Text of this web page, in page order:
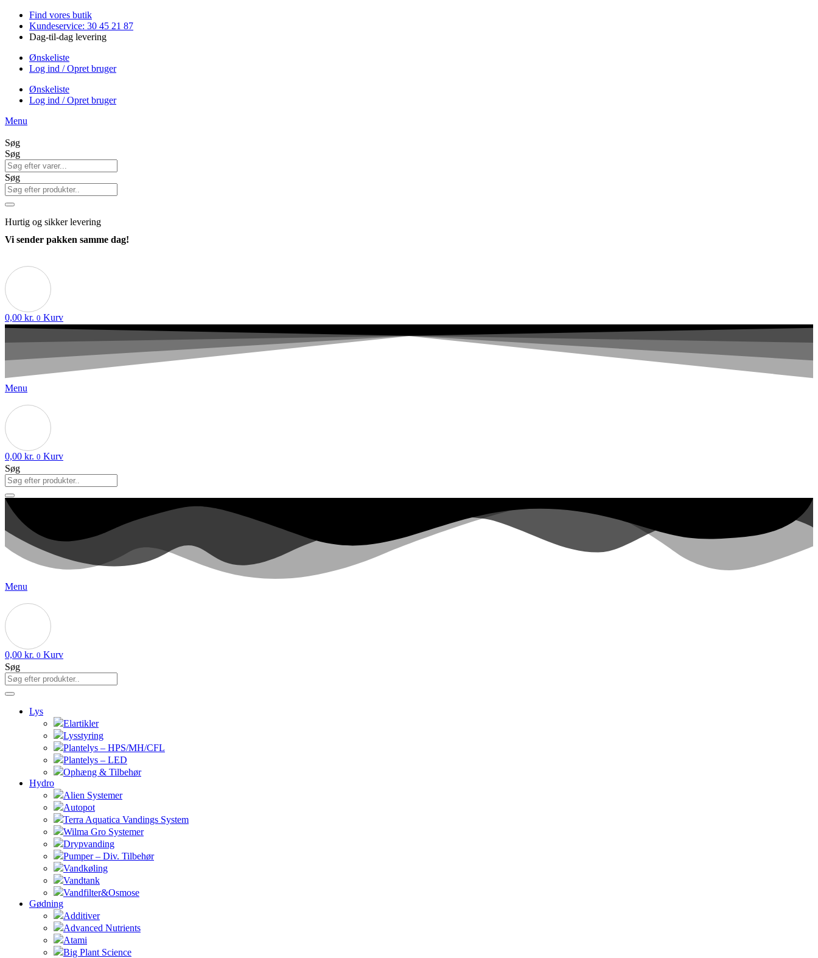
Videre
indhold
Find vores butik
Kundeservice: 30 45 21 87
Dag-til-dag levering
Ønskeliste
Log ind / Opret bruger
Ønskeliste
Log ind / Opret bruger
Menu
Søg
Søg
Søg
Hurtig og sikker levering
Vi sender pakken samme dag!
0,00 kr. 0 Kurv
Menu
0,00 kr. 0 Kurv
Søg
Menu
0,00 kr. 0 Kurv
Søg
Lys
Elartikler
Lysstyring
Plantelys – HPS/MH/CFL
Plantelys – LED
Ophæng & Tilbehør
Hydro
Alien Systemer
Autopot
Terra Aquatica Vandings System
Wilma Gro Systemer
Drypvanding
Pumper – Div. Tilbehør
Vandkøling
Vandtank
Vandfilter&Osmose
Gødning
Additiver
Advanced Nutrients
Atami
Big Plant Science